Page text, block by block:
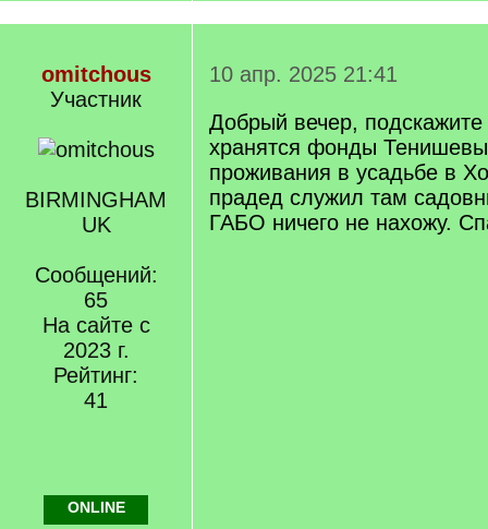
omitchous
Участник
BIRMINGHAM
UK
Сообщений:
65
На сайте с
2023 г.
Рейтинг:
41
10 апр. 2025 21:41
Добрый вечер, подскажите
хранятся фонды
проживания в усадьбе в
прадед служил там
ГАБО ничего не нахожу.
ONLINE